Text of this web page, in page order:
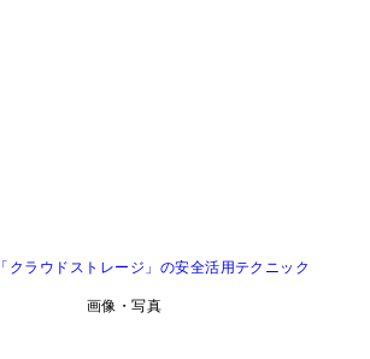
ラウドストレージ」の安全活用テクニック
画像・写真